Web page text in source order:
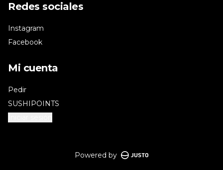
Redes sociales
Instagram
Facebook
Mi cuenta
Pedir
SUSHIPOINTS
Powered by